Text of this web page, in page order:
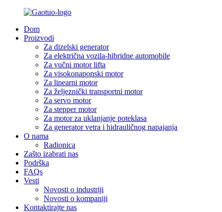
Dom
Proizvodi
Za dizelski generator
Za električna vozila-hibridne automobile
Za vučni motor lifta
Za visokonaponski motor
Za linearni motor
Za željeznički transportni motor
Za servo motor
Za stepper motor
Za motor za uklanjanje poteklasa
Za generator vetra i hidrauličnog napajanja
O nama
Radionica
Zašto izabrati nas
Podrška
FAQs
Vesti
Novosti o industriji
Novosti o kompaniji
Kontaktirajte nas